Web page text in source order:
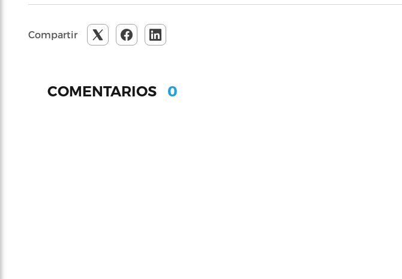
Compartir
COMENTARIOS 0